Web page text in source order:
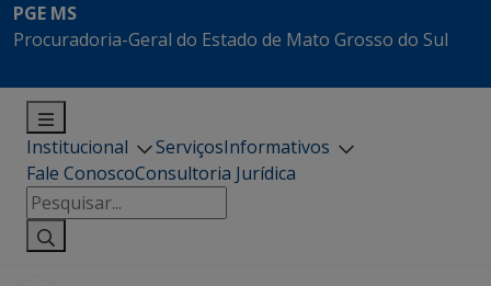
PGE MS
Procuradoria-Geral do Estado de Mato Grosso do Sul
Institucional ServiçosInformativos
Fale ConoscoConsultoria Jurídica
Pesquisar
por: